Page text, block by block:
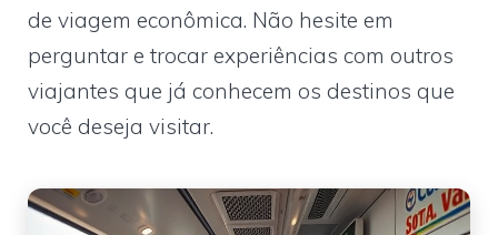
de viagem econômica. Não hesite em
perguntar e trocar experiências com outros
viajantes que já conhecem os destinos que
você deseja visitar.